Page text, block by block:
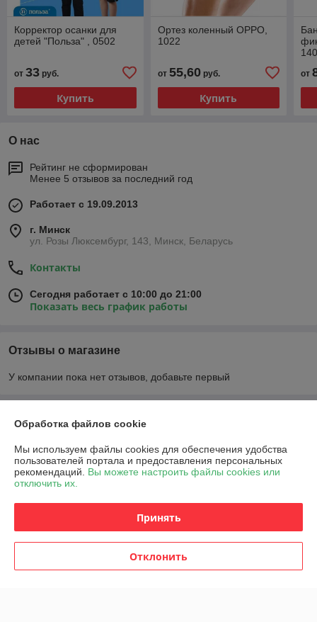
Корректор осанки для
детей "Польза" , 0502
от 33 руб.
Купить
Ортез коленный OPPO,
1022
от 55,60руб.
Купить
от
О нас
Рейтинг не сформирован
Менее 5 отзывов за последний год
Работает с 19.09.2013
г. Минск
ул. Розы Люксембург, 143, Минск, Беларусь
Контакты
Сегодня работает с 10:00 до 21:00
Показать весь график работы
Отзывы о магазине
У компании пока нет отзывов, добавьте первый
О нас
Контакты
Доставка и оплата
Обработка файлов cookie
Мы используем файлы cookies для обеспечения удобства
пользователей портала и предоставления персональных
рекомендаций. Вы можете настроить файлы cookies или
отключить их.
Принять
Отклонить